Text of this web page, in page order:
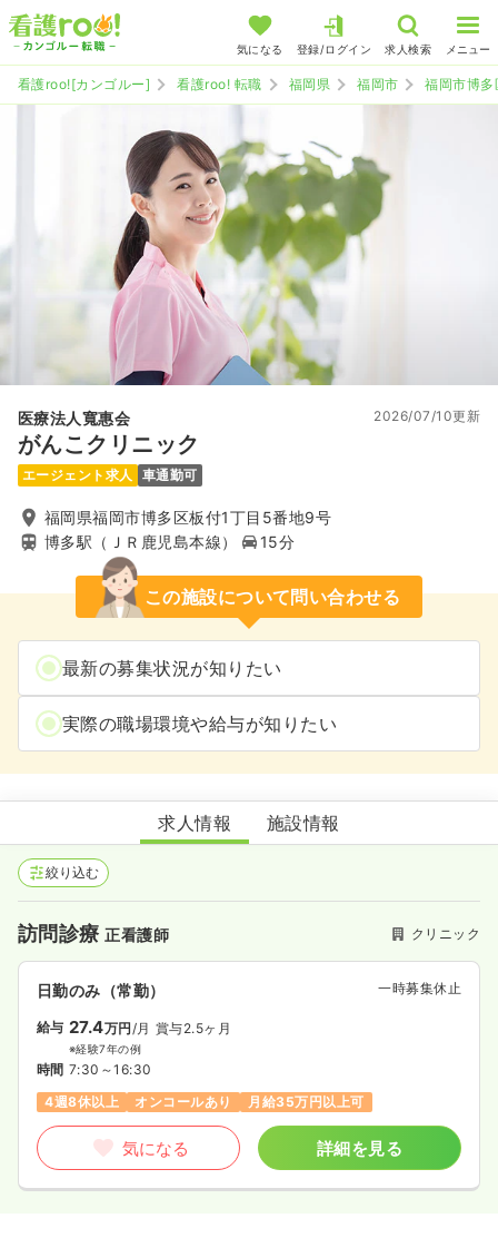
気になる 登録/ログイン 求人検索 メニュー
看護roo![カンゴルー] 看護roo! 転職 福岡県 福岡市 福岡市博多
医療法人寬惠会
がんこクリニック
2026/07/10更新
エージェント求人 車通勤可
福岡県福岡市博多区板付1丁目5番地9号
博多駅（ＪＲ鹿児島本線）
15分
この施設について問い合わせる
最新の募集状況が知りたい
実際の職場環境や給与が知りたい
がんこクリニック
求人情報 施設情報
絞り込む
訪問診療正看護師 クリニック
日勤のみ（常勤） 一時募集休止
給与 27.4万円/月 賞与2.5ヶ月
※経験7年の例
時間 7:30～16:30
4週8休以上
オンコールあり 月給35万円以上可
気になる 詳細を見る